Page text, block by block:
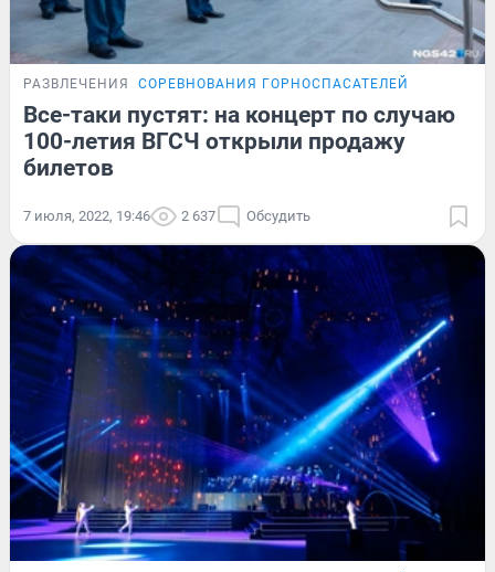
РАЗВЛЕЧЕНИЯ СОРЕВНОВАНИЯ ГОРНОСПАСАТЕЛЕЙ
Все-таки пустят: на концерт по случаю
100-летия ВГСЧ открыли продажу
билетов
7 июля, 2022, 19:46 2 637 Обсудить